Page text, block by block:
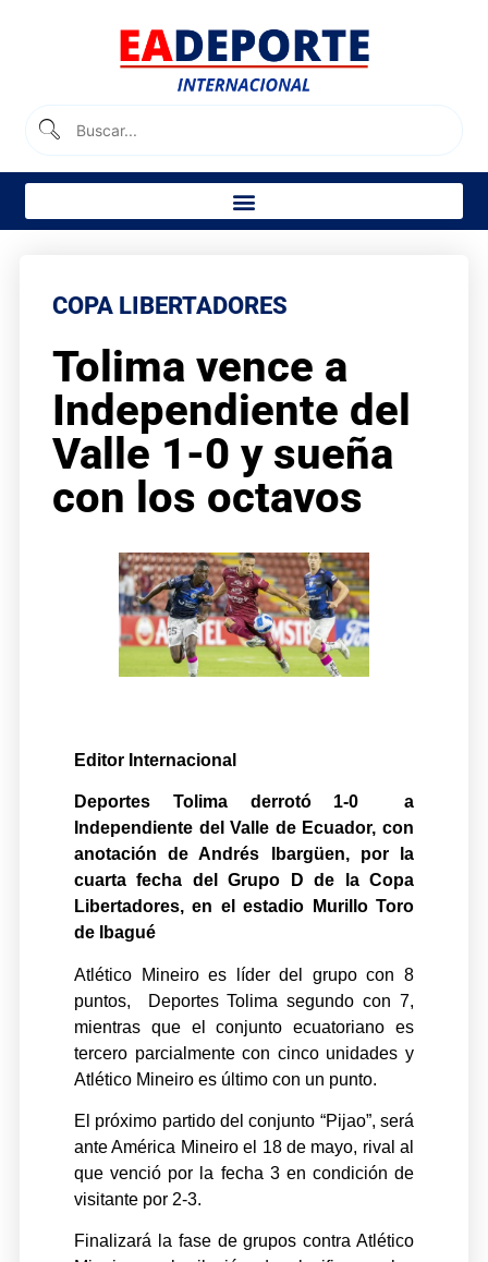
COPA LIBERTADORES
Tolima vence a
Independiente del
Valle 1-0 y sueña
con los octavos
Editor Internacional
Deportes Tolima derrotó 1-0 a
Independiente del Valle de Ecuador, con
anotación de Andrés Ibargüen, por la
cuarta fecha del Grupo D de la Copa
Libertadores, en el estadio Murillo Toro
de
Ibagué
Atlético Mineiro es líder del grupo con 8
puntos, Deportes Tolima segundo con 7,
mientras que el conjunto ecuatoriano es
tercero parcialmente con cinco unidades y
Atlético Mineiro es último con un punto.
El próximo partido del conjunto “Pijao”, será
ante América Mineiro el 18 de mayo, rival al
que venció por la fecha 3 en condición de
visitante por 2-3.
Finalizará la fase de grupos contra Atlético